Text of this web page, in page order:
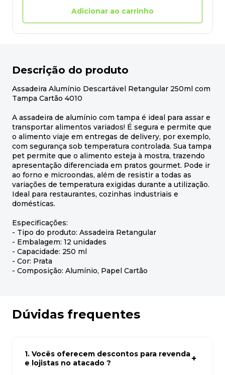
Adicionar ao carrinho
Descrição do produto
Assadeira Alumínio Descartável Retangular 250ml com
Tampa Cartão 4010
A assadeira de alumínio com tampa é ideal para assar e
transportar alimentos variados! É segura e permite que
o alimento viaje em entregas de delivery, por exemplo,
com segurança sob temperatura controlada. Sua tampa
pet permite que o alimento esteja à mostra, trazendo
apresentação diferenciada em pratos gourmet. Pode ir
ao forno e microondas, além de resistir a todas as
variações de temperatura exigidas durante a utilização.
Ideal para restaurantes, cozinhas industriais e
domésticas.
Especificações:
- Tipo do produto: Assadeira Retangular
- Embalagem: 12 unidades
- Capacidade: 250 ml
- Cor: Prata
- Composição: Alumínio, Papel Cartão
Dúvidas frequentes
1. Vocês oferecem descontos para revenda
e lojistas no atacado ?